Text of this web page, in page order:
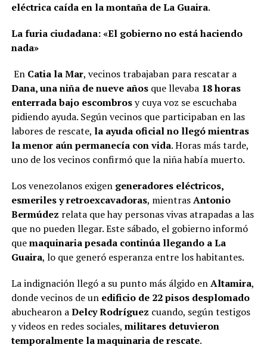
eléctrica caída en la montaña de La Guaira.
La furia ciudadana: «El gobierno no está haciendo
nada»
En Catia la Mar, vecinos trabajaban para rescatar a
Dana, una niña de nueve añosque llevaba 18 horas
enterrada bajo escombrosy cuya voz se escuchaba
pidiendo ayuda. Según vecinos que participaban en las
labores de rescate, la ayuda oficial no llegó mientras
la menor aún permanecía con vida. Horas más tarde,
uno de los vecinos confirmó que la niña había muerto.
Los venezolanos exigen generadores eléctricos,
esmeriles y retroexcavadoras, mientrasAntonio
Bermúdez relata que hay personas vivas atrapadas a las
que no pueden llegar. Este sábado, el gobierno informó
quemaquinaria pesada continúa llegando a La
Guaira, lo que generó esperanza entre los habitantes.
La indignación llegó a su punto más álgido enAltamira,
donde vecinos de un edificio de 22 pisos desplomado
abuchearon aDelcy Rodríguez cuando, según testigos
y videos en redes sociales, militares detuvieron
temporalmente la maquinaria de rescate.